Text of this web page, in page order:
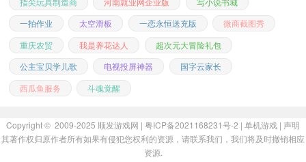
一拍作业
太空滑板 一恋永恒送充版
微商截图秀
重庆农贸
我是养花达人
超次元大冒险礼包
公主宝贝学儿歌
电视投屏神器
国字云家长
西瓜鱼服务
斗魂觉醒
Copyright © 2009-2025 顺发游戏网 | 粤ICP备2021168231号-2 | 单机游戏 | 声明
其著作权归原作者所有如果有侵犯您权利的资源，请联系我们，我们将及时撤销相应
资源.